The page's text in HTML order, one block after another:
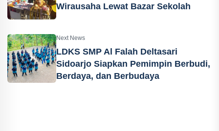
Wirausaha Lewat Bazar Sekolah
Next News
LDKS SMP Al Falah Deltasari
Sidoarjo Siapkan Pemimpin Berbudi,
Berdaya, dan Berbudaya